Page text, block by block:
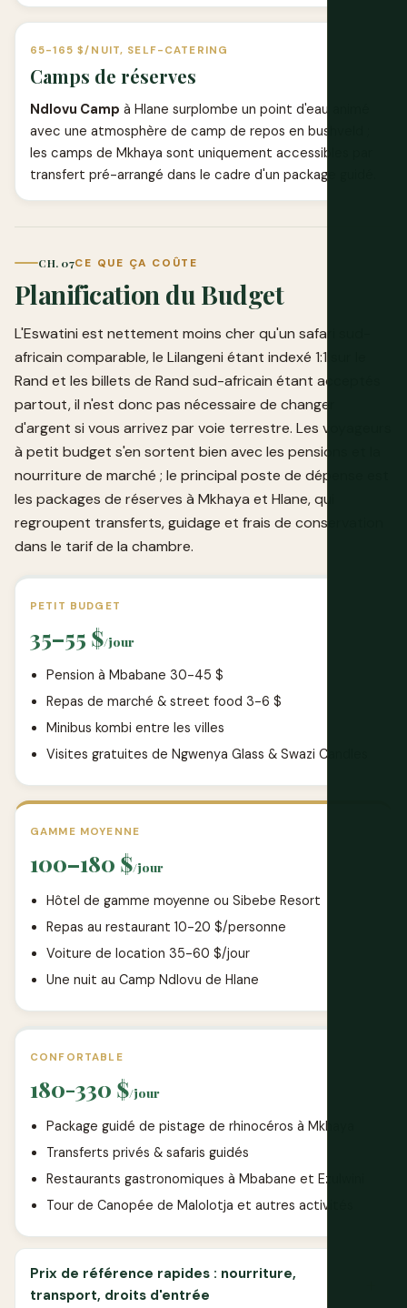
65-165 $/NUIT, SELF-CATERING
Camps de réserves
Ndlovu Camp à Hlane surplombe un point d'eau animé
avec une atmosphère de camp de repos en bushveld ;
les camps de Mkhaya sont uniquement accessibles par
transfert pré-arrangé dans le cadre d'un package guidé.
CH. 07CE QUE ÇA COÛTE
Planification du Budget
L'Eswatini est nettement moins cher qu'un safari sud-
africain comparable, le Lilangeni étant indexé 1:1 sur le
Rand et les billets de Rand sud-africain étant acceptés
partout, il n'est donc pas nécessaire de changer
d'argent si vous arrivez par voie terrestre. Les voyageurs
à petit budget s'en sortent bien avec les pensions et la
nourriture de marché ; le principal poste de dépense est
les packages de réserves à Mkhaya et Hlane, qui
regroupent transferts, guidage et frais de conservation
dans le tarif de la chambre.
PETIT BUDGET
35–55 $/jour
Pension à Mbabane 30-45 $
Repas de marché & street food 3-6 $
Minibus kombi entre les villes
Visites gratuites de Ngwenya Glass & Swazi Candles
GAMME MOYENNE
100–180 $/jour
Hôtel de gamme moyenne ou Sibebe Resort
Repas au restaurant 10-20 $/personne
Voiture de location 35-60 $/jour
Une nuit au Camp Ndlovu de Hlane
CONFORTABLE
180-330 $/jour
Package guidé de pistage de rhinocéros à Mkhaya
Transferts privés & safaris guidés
Restaurants gastronomiques à Mbabane et Ezulwini
Tour de Canopée de Malolotja et autres activités
Prix de référence rapides : nourriture,
transport, droits d'entrée